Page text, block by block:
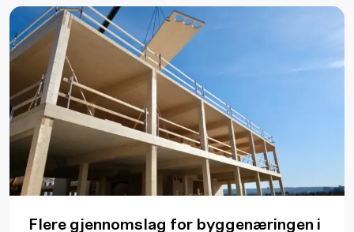
Flere gjennomslag for byggenæringen i